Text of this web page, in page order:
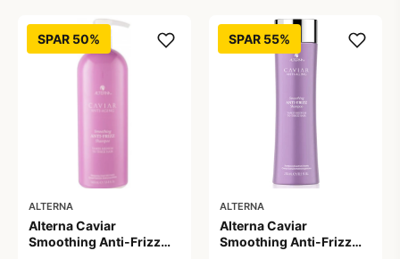
SPAR 50%
ALTERNA
Alterna Caviar
Smoothing Anti-Frizz
SPAR 55%
ALTERNA
Alterna Caviar
Smoothing Anti-Frizz